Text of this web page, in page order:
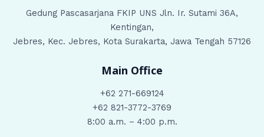
Gedung Pascasarjana FKIP UNS Jln. Ir. Sutami 36A,
Kentingan,
Jebres, Kec. Jebres, Kota Surakarta, Jawa Tengah 57126
Main Office
+62 271-669124
+62 821-3772-3769
8:00 a.m. – 4:00 p.m.